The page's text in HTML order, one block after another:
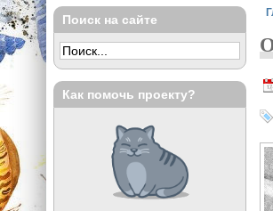
Поиск на сайте
Как помочь проекту?